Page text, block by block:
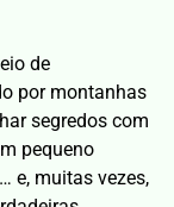
de
por montanhas
segredos com
pequeno
e, muitas vezes,